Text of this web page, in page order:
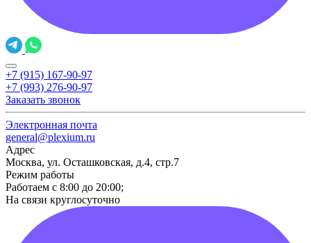
+7 (915) 167-90-97
+7 (993) 276-90-97
Заказать звонок
Электронная почта
general@plexium.ru
Адрес
Москва, ул. Осташковская, д.4, стр.7
Режим работы
Работаем с 8:00 до 20:00;
На связи круглосуточно